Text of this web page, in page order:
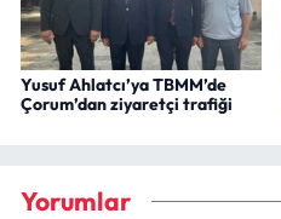
Yusuf Ahlatcı’ya TBMM’de
Çorum’dan ziyaretçi trafiği
Yorumlar